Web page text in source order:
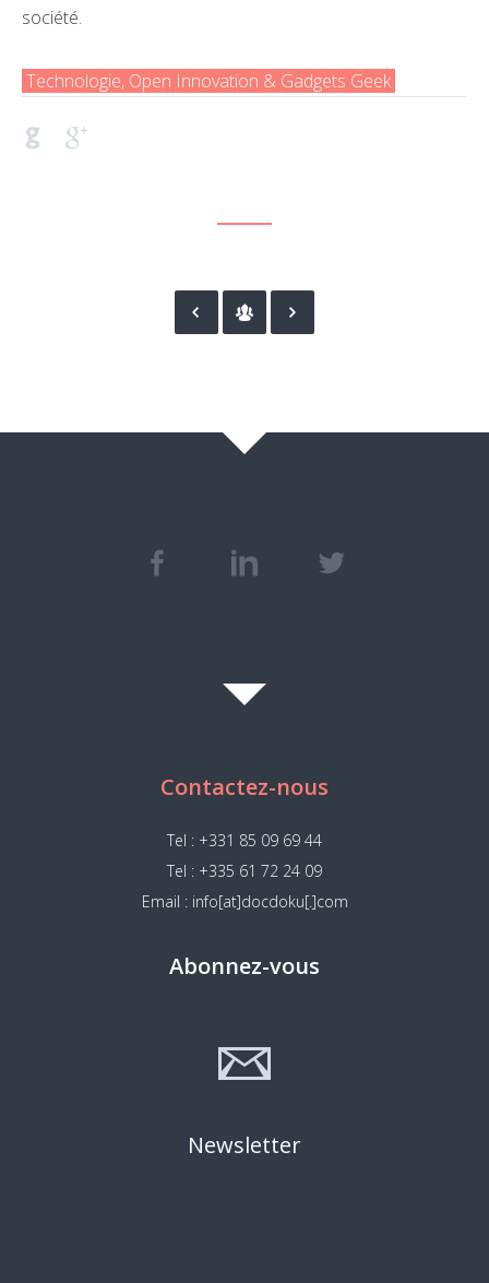
société.
Technologie, Open Innovation & Gadgets Geek
Contactez-nous
Tel : +331 85 09 69 44
Tel : +335 61 72 24 09
Email : info[at]docdoku[.]com
Abonnez-vous
Newsletter